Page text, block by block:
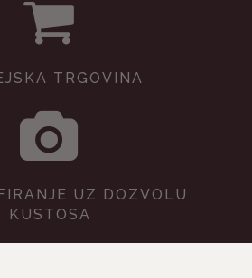
TRGOVINA
UZ DOZVOLU
KUSTOSA